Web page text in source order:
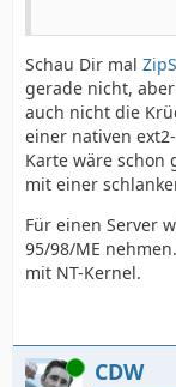
Schau Dir mal
gerade nicht,
auch nicht die
einer nativen
Karte wäre schon
mit einer
Für einen Server
95/98/ME
mit NT-Kernel.
Online CDW